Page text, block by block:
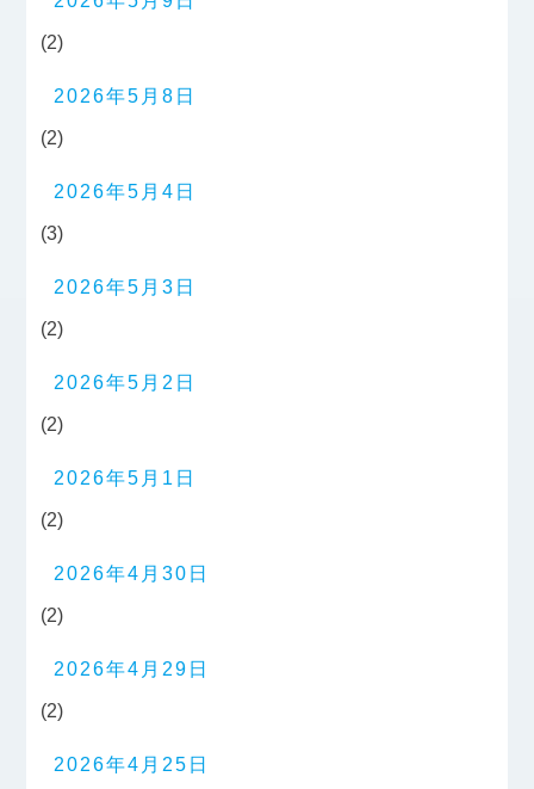
(2)
2026年5月8日
(2)
2026年5月4日
(3)
2026年5月3日
(2)
2026年5月2日
(2)
2026年5月1日
(2)
2026年4月30日
(2)
2026年4月29日
(2)
2026年4月25日